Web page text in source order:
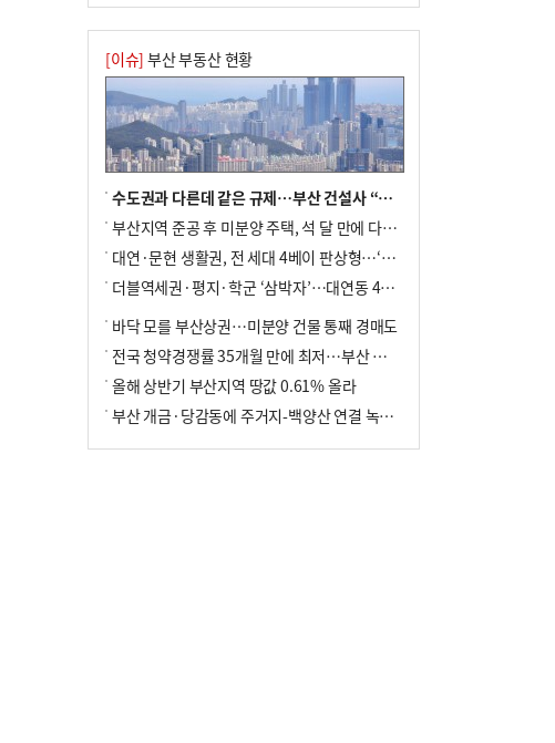
[이슈] 부산 부동산 현황
수도권과 다른데 같은 규제…부산 건설사 “쓰러지기 직전”
부산지역 준공 후 미분양 주택, 석 달 만에 다시 3000가구 넘어서
대연·문현 생활권, 전 세대 4베이 판상형…‘더샵 트리센트’ 내달 분양
더블역세권·평지·학군 ‘삼박자’…대연동 42층 브랜드 단지
바닥 모를 부산상권…미분양 건물 통째 경매도
전국 청약경쟁률 35개월 만에 최저…부산 미분양 ‘적체’ 심화
올해 상반기 부산지역 땅값 0.61% 올라
부산 개금·당감동에 주거지-백양산 연결 녹지 조성